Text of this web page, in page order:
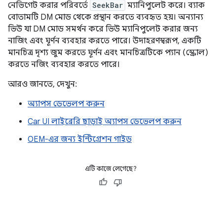
নেভিগেট করার পরিবর্তে SeekBar ম্যানিপুলেট করে। ব্যাক
বোতামটি DM মোড থেকে প্রস্থান করতে ব্যবহৃত হয়। অন্যান্য
ভিউ যা DM মোড সমর্থন করে ভিউ ম্যানিপুলেট করার জন্য
নাজিং এবং ঘূর্ণন ব্যবহার করতে পারে। উদাহরণস্বরূপ, একটি
মানচিত্র দৃশ্য জুম করতে ঘূর্ণন এবং মানচিত্রটিকে প্যান (স্ক্রোল)
করতে নজিং ব্যবহার করতে পারে।
আরও জানতে, দেখুন:
অ্যাপস ডেভেলপ করুন
Car UI লাইব্রেরি ছাড়াই অ্যাপস ডেভেলপ করুন
OEM-এর জন্য ইন্টিগ্রেশন গাইড
এটি কাজে লেগেছে?